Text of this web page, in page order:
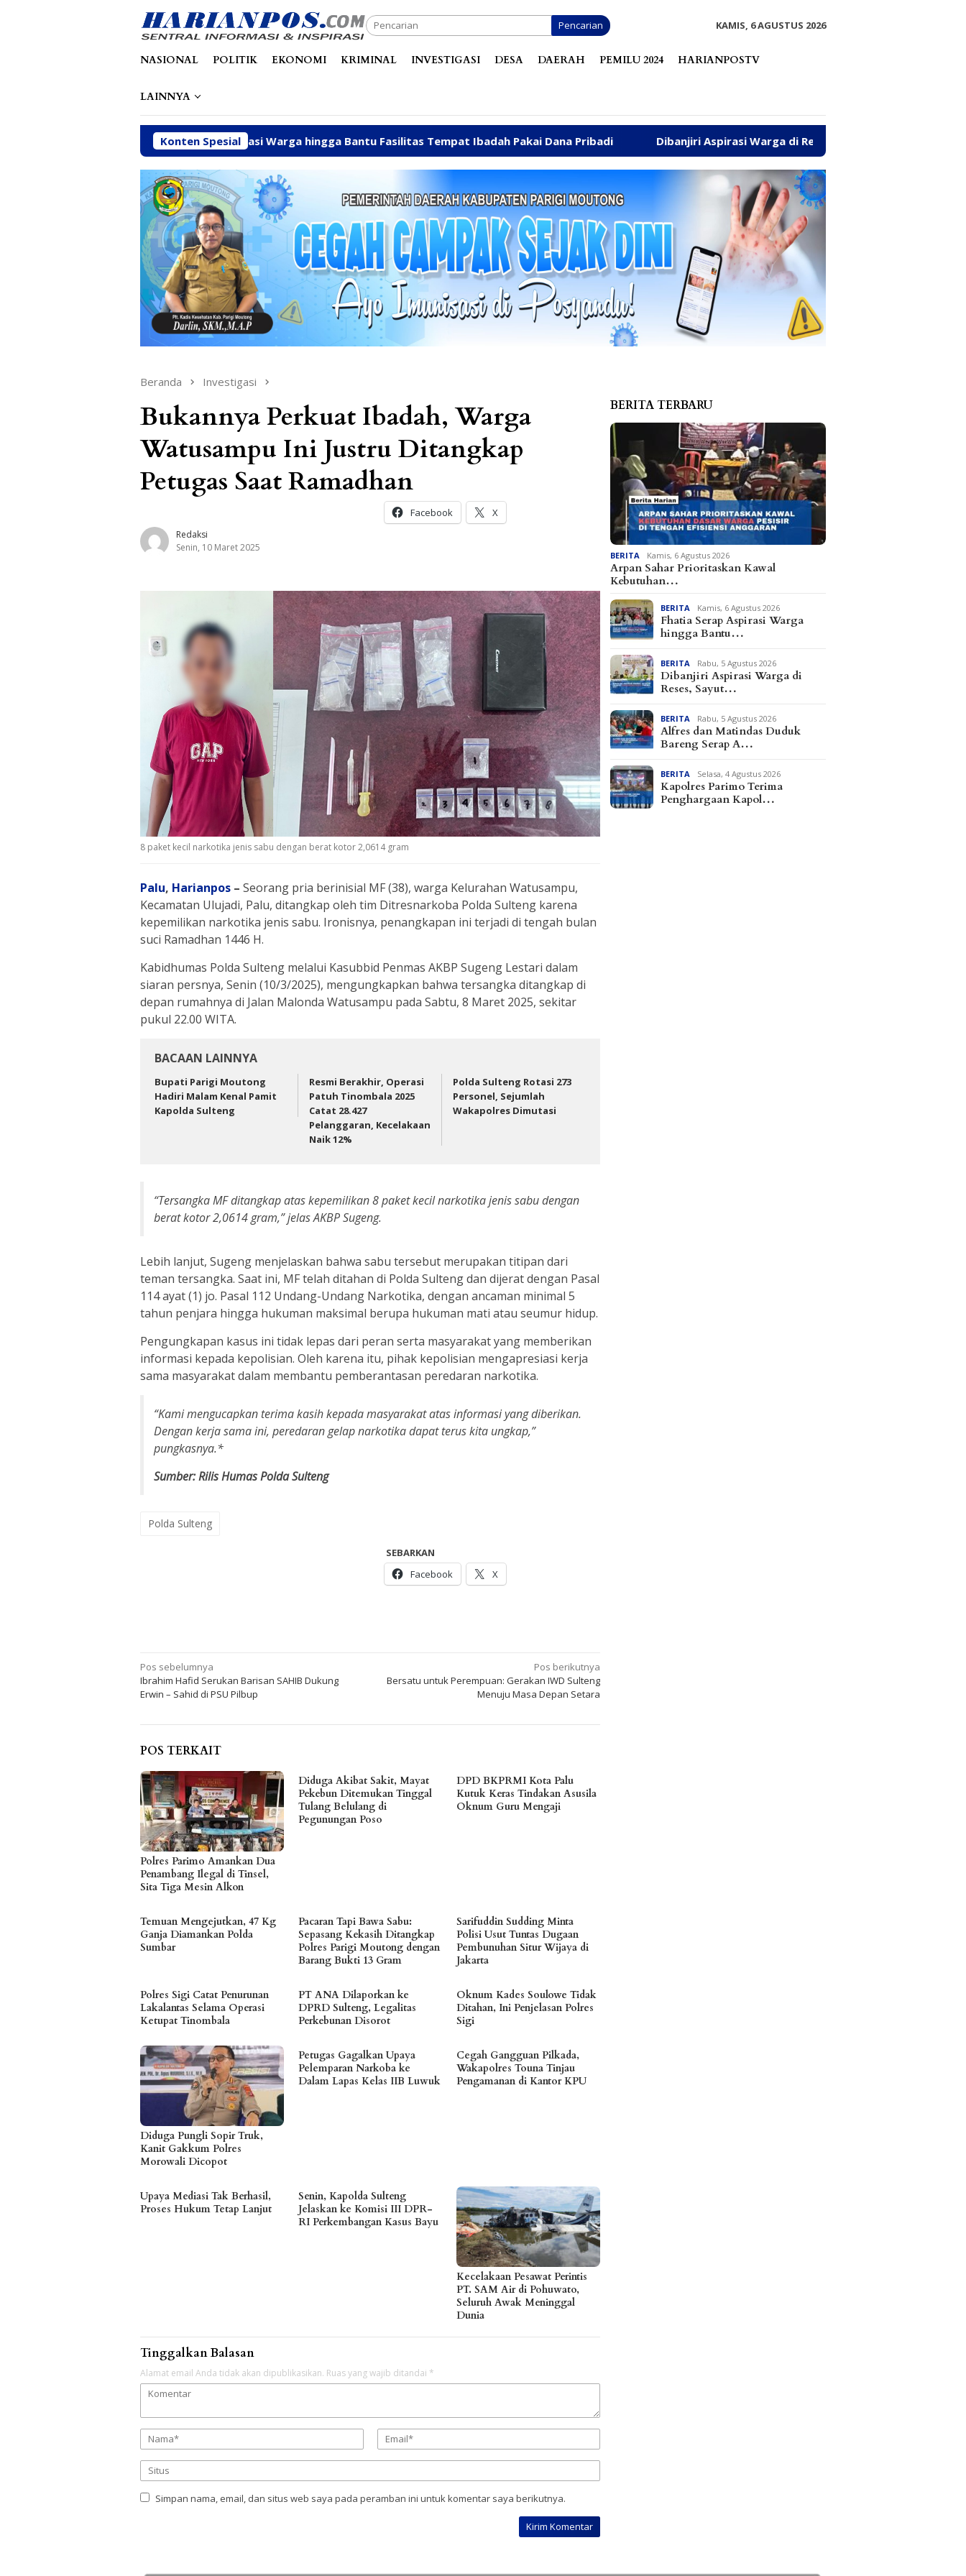
Pencarian KAMIS, 6 AGUSTUS 2026
NASIONAL POLITIK EKONOMI KRIMINAL INVESTIGASI DESA DAERAH PEMILU 2024 HARIANPOSTV
LAINNYA
Konten Spesial
Fhatia Serap Aspirasi Warga hingga Bantu Fasilitas Tempat Ibadah Pakai Dana Pribadi Dibanjiri Aspirasi Warga di Reses, Sayutin Ungkap Tantangan Fiskal Parimo
Beranda Investigasi
Bukannya Perkuat Ibadah, Warga
Watusampu Ini Justru Ditangkap
Petugas Saat Ramadhan
Redaksi
Senin, 10 Maret 2025
Facebook X
8 paket kecil narkotika jenis sabu dengan berat kotor 2,0614 gram
Palu, Harianpos – Seorang pria berinisial MF (38), warga Kelurahan Watusampu,
Kecamatan Ulujadi, Palu, ditangkap oleh tim Ditresnarkoba Polda Sulteng karena
kepemilikan narkotika jenis sabu. Ironisnya, penangkapan ini terjadi di tengah bulan
suci Ramadhan 1446 H.
Kabidhumas Polda Sulteng melalui Kasubbid Penmas AKBP Sugeng Lestari dalam
siaran persnya, Senin (10/3/2025), mengungkapkan bahwa tersangka ditangkap di
depan rumahnya di Jalan Malonda Watusampu pada Sabtu, 8 Maret 2025, sekitar
pukul 22.00 WITA.
BACAAN LAINNYA
Bupati Parigi Moutong
Hadiri Malam Kenal Pamit
Kapolda Sulteng
Resmi Berakhir, Operasi
Patuh Tinombala 2025
Catat 28.427
Pelanggaran, Kecelakaan
Naik 12%
Polda Sulteng Rotasi 273
Personel, Sejumlah
Wakapolres Dimutasi
“Tersangka MF ditangkap atas kepemilikan 8 paket kecil narkotika jenis sabu dengan
berat kotor 2,0614 gram,” jelas AKBP Sugeng.
Lebih lanjut, Sugeng menjelaskan bahwa sabu tersebut merupakan titipan dari
teman tersangka. Saat ini, MF telah ditahan di Polda Sulteng dan dijerat dengan Pasal
114 ayat (1) jo. Pasal 112 Undang-Undang Narkotika, dengan ancaman minimal 5
tahun penjara hingga hukuman maksimal berupa hukuman mati atau seumur hidup.
Pengungkapan kasus ini tidak lepas dari peran serta masyarakat yang memberikan
informasi kepada kepolisian. Oleh karena itu, pihak kepolisian mengapresiasi kerja
sama masyarakat dalam membantu pemberantasan peredaran narkotika.
“Kami mengucapkan terima kasih kepada masyarakat atas informasi yang diberikan.
Dengan kerja sama ini, peredaran gelap narkotika dapat terus kita ungkap,”
pungkasnya.*
Sumber: Rilis Humas Polda Sulteng
Polda Sulteng
SEBARKAN
Facebook
X
Navigasi
pos
Pos sebelumnya
Ibrahim Hafid Serukan Barisan SAHIB Dukung
Erwin – Sahid di PSU Pilbup
Pos berikutnya
Bersatu untuk Perempuan: Gerakan IWD Sulteng
Menuju Masa Depan Setara
POS TERKAIT
Polres Parimo Amankan Dua
Penambang Ilegal di Tinsel,
Sita Tiga Mesin Alkon
Diduga Akibat Sakit, Mayat
Pekebun Ditemukan Tinggal
Tulang Belulang di
Pegunungan Poso
DPD BKPRMI Kota Palu
Kutuk Keras Tindakan Asusila
Oknum Guru Mengaji
Temuan Mengejutkan, 47 Kg
Ganja Diamankan Polda
Sumbar
Pacaran Tapi Bawa Sabu:
Sepasang Kekasih Ditangkap
Polres Parigi Moutong dengan
Barang Bukti 13 Gram
Sarifuddin Sudding Minta
Polisi Usut Tuntas Dugaan
Pembunuhan Situr Wijaya di
Jakarta
Polres Sigi Catat Penurunan
Lakalantas Selama Operasi
Ketupat Tinombala
PT ANA Dilaporkan ke
DPRD Sulteng, Legalitas
Perkebunan Disorot
Oknum Kades Soulowe Tidak
Ditahan, Ini Penjelasan Polres
Sigi
Diduga Pungli Sopir Truk,
Kanit Gakkum Polres
Morowali Dicopot
Petugas Gagalkan Upaya
Pelemparan Narkoba ke
Dalam Lapas Kelas IIB Luwuk
Cegah Gangguan Pilkada,
Wakapolres Touna Tinjau
Pengamanan di Kantor KPU
Upaya Mediasi Tak Berhasil,
Proses Hukum Tetap Lanjut
Senin, Kapolda Sulteng
Jelaskan ke Komisi III DPR-
RI Perkembangan Kasus Bayu
Kecelakaan Pesawat Perintis
PT. SAM Air di Pohuwato,
Seluruh Awak Meninggal
Dunia
Tinggalkan Balasan
Alamat email Anda tidak akan dipublikasikan. Ruas yang wajib ditandai *
Simpan nama, email, dan situs web saya pada peramban ini untuk komentar saya berikutnya.
BERITA TERBARU
BERITA Kamis, 6 Agustus 2026
Arpan Sahar Prioritaskan Kawal
Kebutuhan…
BERITA Kamis, 6 Agustus 2026
Fhatia Serap Aspirasi Warga
hingga Bantu…
BERITA Rabu, 5 Agustus 2026
Dibanjiri Aspirasi Warga di
Reses, Sayut…
BERITA Rabu, 5 Agustus 2026
Alfres dan Matindas Duduk
Bareng Serap A…
BERITA Selasa, 4 Agustus 2026
Kapolres Parimo Terima
Penghargaan Kapol…